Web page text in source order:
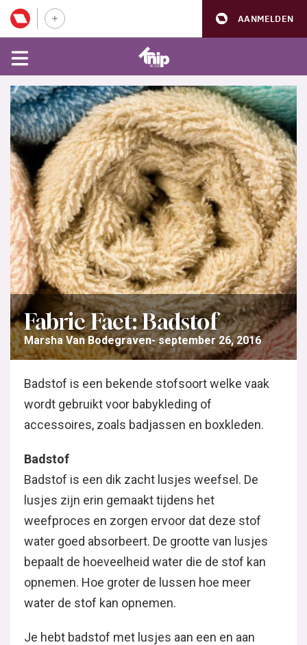
AANMELDEN
Fabric Fact: Badstof
Marsha Van Bodegraven september 26, 2016
Badstof is een bekende stofsoort welke vaak
wordt gebruikt voor babykleding of
accessoires, zoals badjassen en boxkleden.
Badstof
Badstof is een dik zacht lusjes weefsel. De
lusjes zijn erin gemaakt tijdens het
weefproces en zorgen ervoor dat deze stof
water goed absorbeert. De grootte van lusjes
bepaalt de hoeveelheid water die de stof kan
opnemen. Hoe groter de lussen hoe meer
water de stof kan opnemen.
Je hebt badstof met lusjes aan een en aan